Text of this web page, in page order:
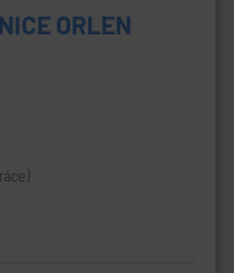
ORLEN